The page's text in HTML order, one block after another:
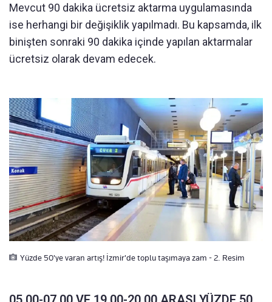
Mevcut 90 dakika ücretsiz aktarma uygulamasında
ise herhangi bir değişiklik yapılmadı. Bu kapsamda, ilk
binişten sonraki 90 dakika içinde yapılan aktarmalar
ücretsiz olarak devam edecek.
Yüzde 50'ye varan artış! İzmir'de toplu taşımaya zam - 2. Resim